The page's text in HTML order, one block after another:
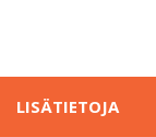
LISÄTIETOJA